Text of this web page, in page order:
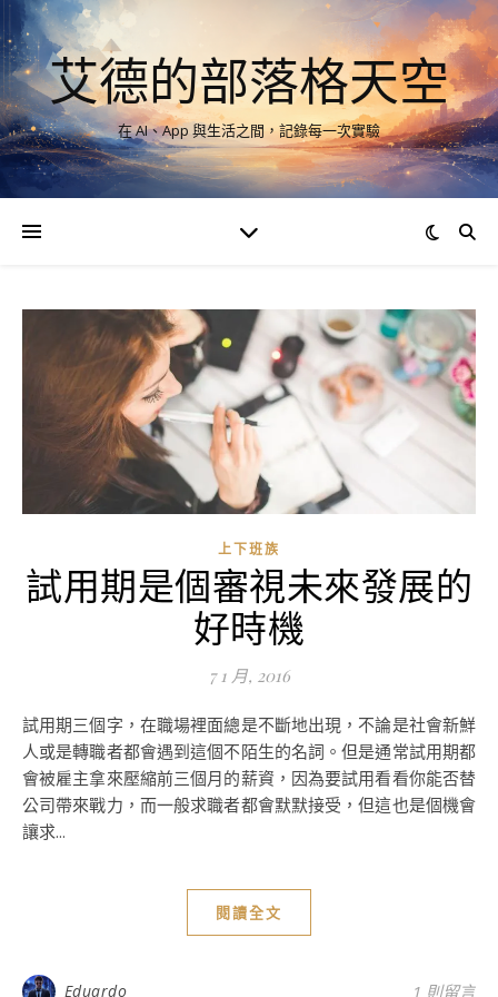
艾德的部落格天空
在 AI、App 與生活之間，記錄每一次實驗
上下班族
試用期是個審視未來發展的
好時機
7 1 月, 2016
試用期三個字，在職場裡面總是不斷地出現，不論是社會新鮮
人或是轉職者都會遇到這個不陌生的名詞。但是通常試用期都
會被雇主拿來壓縮前三個月的薪資，因為要試用看看你能否替
公司帶來戰力，而一般求職者都會默默接受，但這也是個機會
讓求...
閱讀全文
Eduardo 1 則留言